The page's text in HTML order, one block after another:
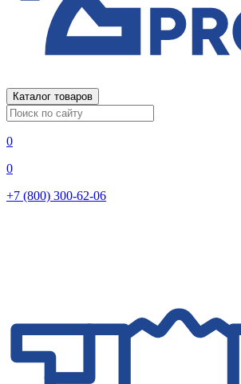
Каталог товаров
0
0
+7 (800) 300-62-06